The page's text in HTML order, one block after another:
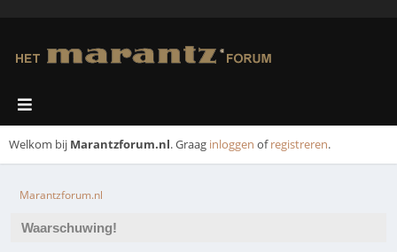
Welkom bij Marantzforum.nl. Graag inloggen ofregistreren.
Marantzforum.nl
Waarschuwing!